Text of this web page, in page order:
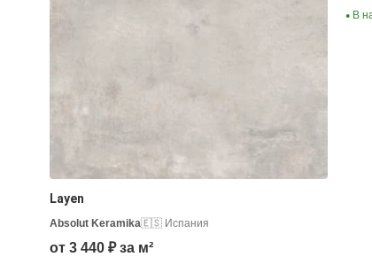
Layen
Absolut Keramika🇪🇸 Испания
от 3 440 ₽ за м²
●В